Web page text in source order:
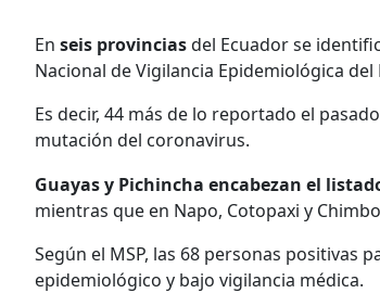
En seis provinciasdel Ecuador se
Nacional de Vigilancia Epidemiológica
Es decir, 44 más de lo reportado el
mutación del coronavirus.
Guayas y Pichincha encabezan el
mientras que en Napo, Cotopaxi y
Según el MSP, las 68 personas positivas
epidemiológico y bajo vigilancia médica.